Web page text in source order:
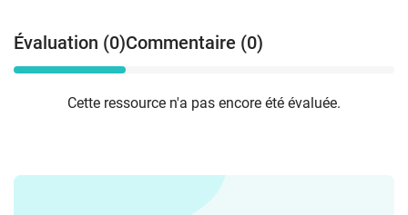
Évaluation (0)Commentaire (0)
Cette ressource n'a pas encore été évaluée.